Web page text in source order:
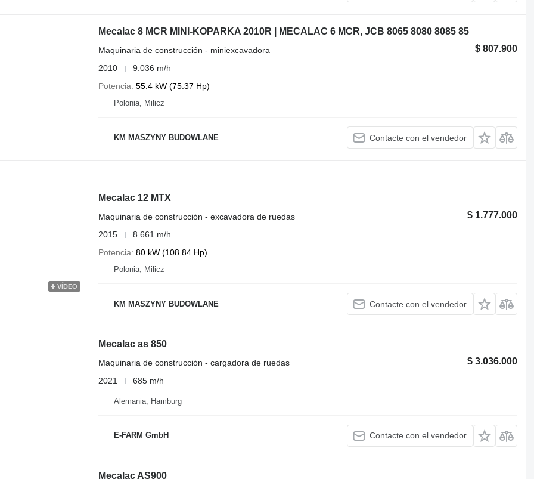
Mecalac 8 MCR MINI-KOPARKA 2010R | MECALAC 6 MCR, JCB 8065 8080 8085 85
$ 807.900
Maquinaria de construcción - miniexcavadora
2010
9.036 m/h
Potencia 55.4 kW (75.37 Hp)
Polonia, Milicz
KM MASZYNY BUDOWLANE Contacte con el vendedor
VÍDEO
Mecalac 12 MTX
$ 1.777.000
Maquinaria de construcción - excavadora de ruedas
2015
8.661 m/h
Potencia 80 kW (108.84 Hp)
Polonia, Milicz
KM MASZYNY BUDOWLANE Contacte con el vendedor
Mecalac as 850
$ 3.036.000
Maquinaria de construcción - cargadora de ruedas
2021
685 m/h
Alemania, Hamburg
E-FARM GmbH Contacte con el vendedor
Mecalac AS900